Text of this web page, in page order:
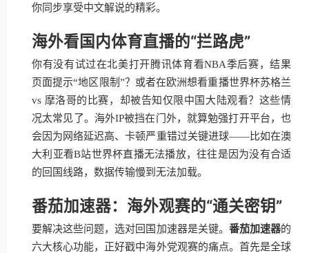
你同步享受中文解说的精彩。
海外看国内体育直播的“拦路虎”
你有没有试过在北美打开腾讯体育看NBA季后赛，结果
页面提示“地区限制”？或者在欧洲想看重播世界杯苏格兰
vs 摩洛哥的比赛，却被告知仅限中国大陆观看？这些情
况太常见了。海外IP被挡在门外，就算勉强打开平台，也
会因为网络延迟高、卡顿严重错过关键进球——比如在澳
大利亚看B站世界杯直播无法播放，往往是因为没有合适
的回国线路，数据传输慢到无法加载。
番茄加速器：海外观赛的“通关密钥”
要解决这些问题，选对回国加速器是关键。 番茄加速器的
六大核心功能，正好戳中海外党观赛的痛点。首先是全球